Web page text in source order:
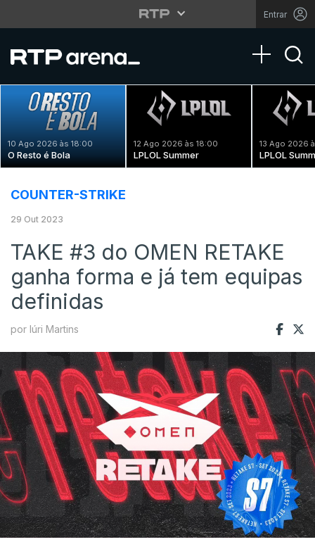
Entrar
Toggle
10 Ago 2026 às 18:00
O Resto é Bola
12 Ago 2026 às 18:00
LPLOL Summer
13 Ago 2026
LPLOL
COUNTER-STRIKE
29 Out 2023
TAKE #3 do OMEN RETAKE
ganha forma e já tem equipas
definidas
por Iúri Martins